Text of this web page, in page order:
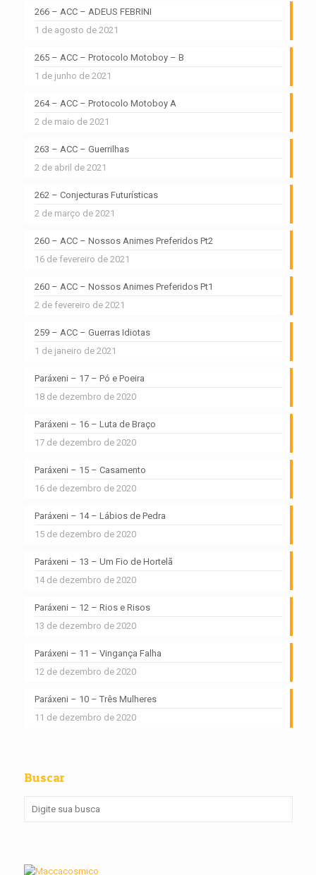
266 – ACC – ADEUS FEBRINI
1 de agosto de 2021
265 – ACC – Protocolo Motoboy – B
1 de junho de 2021
264 – ACC – Protocolo Motoboy A
2 de maio de 2021
263 – ACC – Guerrilhas
2 de abril de 2021
262 – Conjecturas Futurísticas
2 de março de 2021
260 – ACC – Nossos Animes Preferidos Pt2
16 de fevereiro de 2021
260 – ACC – Nossos Animes Preferidos Pt1
2 de fevereiro de 2021
259 – ACC – Guerras Idiotas
1 de janeiro de 2021
Paráxeni – 17 – Pó e Poeira
18 de dezembro de 2020
Paráxeni – 16 – Luta de Braço
17 de dezembro de 2020
Paráxeni – 15 – Casamento
16 de dezembro de 2020
Paráxeni – 14 – Lábios de Pedra
15 de dezembro de 2020
Paráxeni – 13 – Um Fio de Hortelã
14 de dezembro de 2020
Paráxeni – 12 – Rios e Risos
13 de dezembro de 2020
Paráxeni – 11 – Vingança Falha
12 de dezembro de 2020
Paráxeni – 10 – Três Mulheres
11 de dezembro de 2020
Buscar